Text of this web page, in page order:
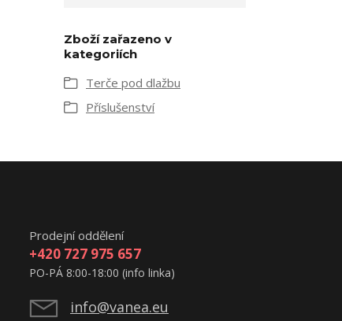
Zboží zařazeno v
kategoriích
Terče pod dlažbu
Příslušenství
Prodejní oddělení
+420 727 975 657
PO-PÁ 8:00-18:00 (info linka)
info@vanea.eu